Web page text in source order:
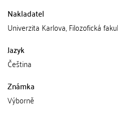
Nakladatel
Univerzita Karlova, Filozofická
Jazyk
Čeština
Známka
Výborně